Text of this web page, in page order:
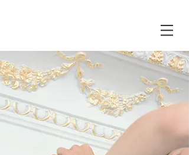
CRÉATION DE DÉCOR
RESTAURATION-CONSERVATION DE PEINTURE MURALE